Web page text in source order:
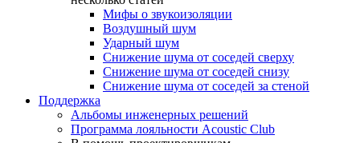
Мифы о звукоизоляции
Воздушный шум
Ударный шум
Снижение шума от соседей сверху
Снижение шума от соседей снизу
Снижение шума от соседей за стеной
Поддержка
Альбомы инженерных решений
Программа лояльности Acoustic Club